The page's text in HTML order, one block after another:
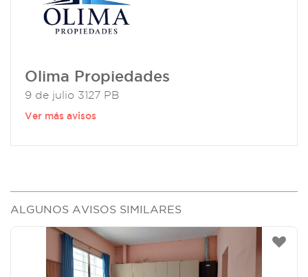
Olima Propiedades
9 de julio 3127 PB
Ver más avisos
ALGUNOS AVISOS SIMILARES